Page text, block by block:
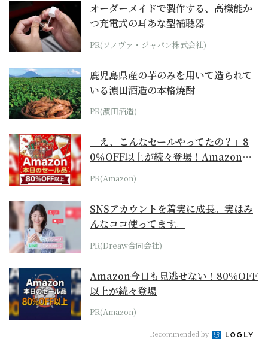
オーダーメイドで製作する、高機能か
つ充電式の耳あな型補聴器
PR(ソノヴァ・ジャパン株式会社)
鹿児島県産の芋のみを用いて造られて
いる濵田酒造の本格焼酎
PR(濵田酒造)
「え、こんなセールやってたの？」8
0％OFF以上が続々登場！Amazonの
本気が...
PR(Amazon)
SNSアカウントを着実に成長。実はみ
んなココ使ってます。
PR(Dreaw合同会社)
Amazon今日も見逃せない！80%OFF
以上が続々登場
PR(Amazon)
Recommended by